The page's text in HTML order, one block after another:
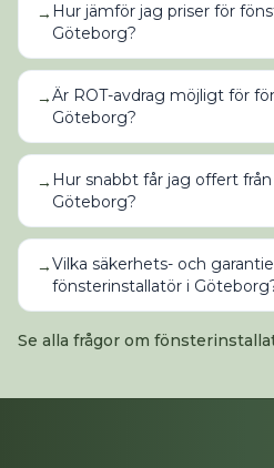
→ Hur jämför jag priser för
Göteborg?
→Är ROT-avdrag möjligt för
Göteborg?
→ Hur snabbt får jag offert
Göteborg?
→Vilka säkerhets- och
fönsterinstallatör i
Se alla frågor om